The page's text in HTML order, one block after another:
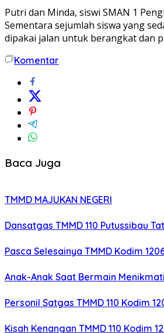
Putri dan Minda, siswi SMAN 1
Sementara sejumlah siswa yang
dipakai jalan untuk berangkat dan
Komentar
Baca Juga
TMMD MAJUKAN NEGERI
Dansatgas TMMD 110 Putussibau
Pasca Selesainya TMMD Kodim
Anak-Anak Saat Bermain
Personil Satgas TMMD 110 Kodim
Kisah Kenangan TMMD 110 Kodim